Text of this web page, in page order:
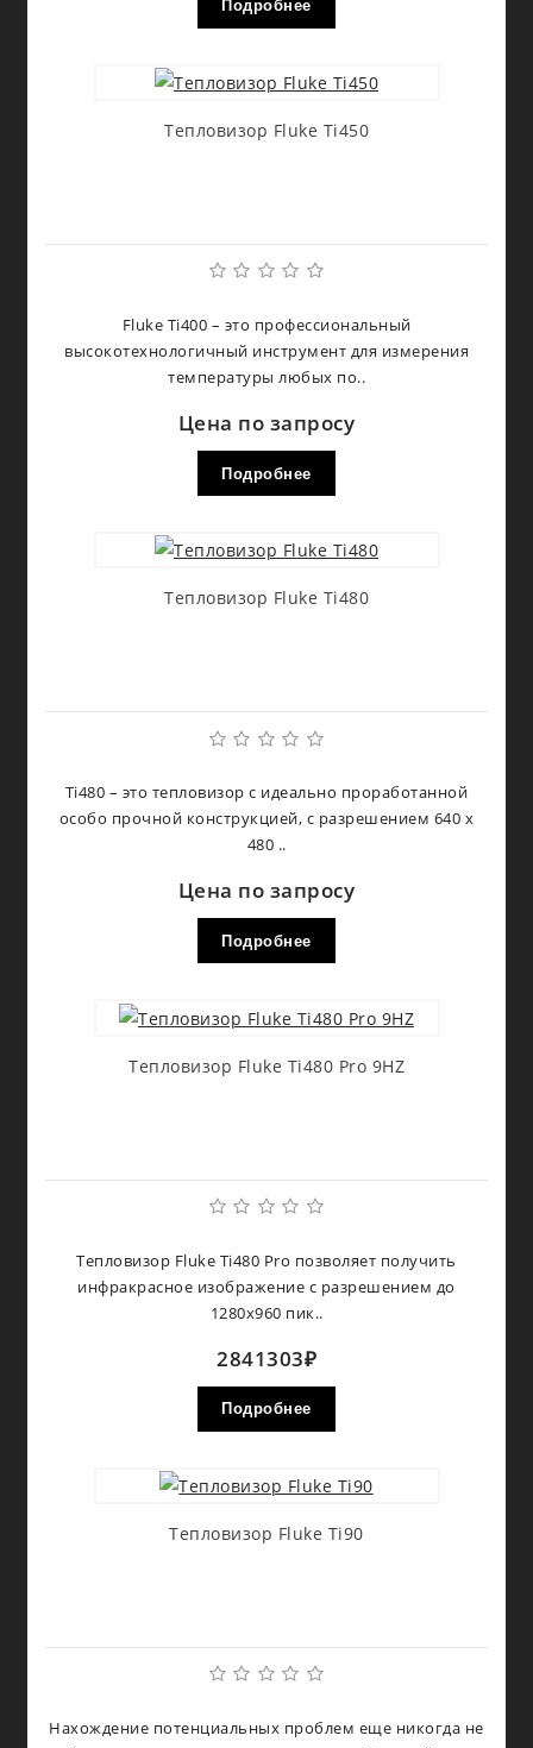
Подробнее
Тепловизор Fluke Ti450
Fluke Ti400 – это профессиональный
высокотехнологичный инструмент для измерения
температуры любых по..
Цена по запросу
Подробнее
Тепловизор Fluke Ti480
Ti480 – это тепловизор с идеально проработанной
особо прочной конструкцией, с разрешением 640 x
480 ..
Цена по запросу
Подробнее
Тепловизор Fluke Ti480 Pro 9HZ
Тепловизор Fluke Ti480 Pro позволяет получить
инфракрасное изображение с разрешением до
1280х960 пик..
2841303₽
Подробнее
Тепловизор Fluke Ti90
Нахождение потенциальных проблем еще никогда не